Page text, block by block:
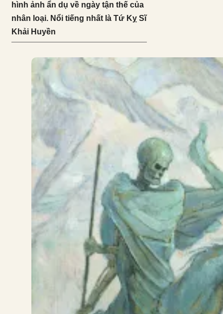
hình ảnh ẩn dụ về ngày tận thế của
nhân loại. Nổi tiếng nhất là Tứ Kỵ Sĩ
Khải Huyền